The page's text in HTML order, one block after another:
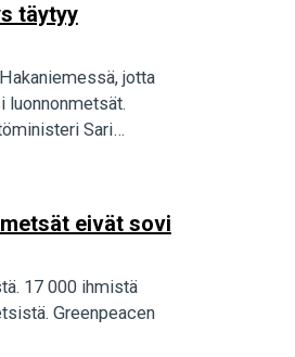
täytyy
jotta
luonnonmetsät.
Sari
eivät sovi
17 000 ihmistä
Greenpeacen